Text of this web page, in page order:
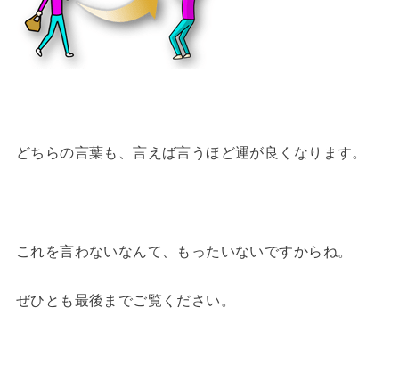
どちらの言葉も、言えば言うほど運が良くなります。
これを言わないなんて、もったいないですからね。
ぜひとも最後までご覧ください。